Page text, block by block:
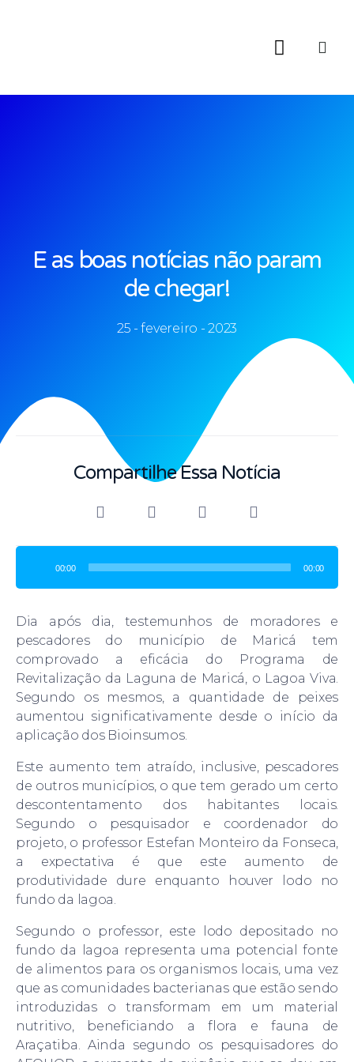
E as boas notícias não param
de chegar!
25 - fevereiro - 2023
Compartilhe Essa Notícia
T
c
d
o
r
d
e
á
u
d
o
00:00 00:00
Dia após dia, testemunhos de moradores e
pescadores do município de Maricá tem
comprovado a eficácia do Programa de
Revitalização da Laguna de Maricá, o Lagoa Viva.
Segundo os mesmos, a quantidade de peixes
aumentou significativamente desde o início da
aplicação dos Bioinsumos.
Este aumento tem atraído, inclusive, pescadores
de outros municípios, o que tem gerado um certo
descontentamento dos habitantes locais.
Segundo o pesquisador e coordenador do
projeto, o professor Estefan Monteiro da Fonseca,
a expectativa é que este aumento de
produtividade dure enquanto houver lodo no
fundo da lagoa.
Segundo o professor, este lodo depositado no
fundo da lagoa representa uma potencial fonte
de alimentos para os organismos locais, uma vez
que as comunidades bacterianas que estão sendo
introduzidas o transformam em um material
nutritivo, beneficiando a flora e fauna de
Araçatiba. Ainda segundo os pesquisadores do